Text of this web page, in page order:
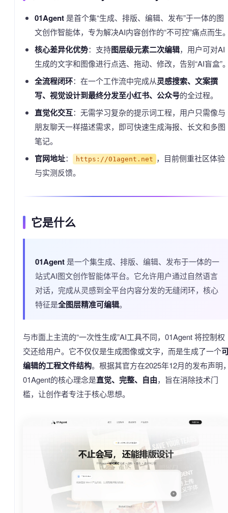
01Agent是首个集“生成、排版、编辑、发布”于一体的图
文创作智能体，专为解决AI内容创作的“不可控”痛点而生
核心差异化优势：支持图层级元素二次编辑，用户可对AI
生成的文字和图像进行点选、拖动、修改，告别“AI盲盒”
全流程闭环：在一个工作流中完成从灵感搜索、文案撰
写、视觉设计到最终分发至小红书、公众号的全过程。
直觉化交互：无需学习复杂的提示词工程，用户只需像与
朋友聊天一样描述需求，即可快速生成海报、长文和多图
笔记。
官网地址： https://01agent.net ，目前侧重社区体验
与实测反馈。
它是什么
01Agent 是一个集生成、排版、编辑、发布于一体的一
站式AI图文创作智能体平台。它允许用户通过自然语言
对话，完成从灵感到全平台内容分发的无缝闭环，核心
特征是全图层精准可编辑。
与市面上主流的“一次性生成”AI工具不同，01Agent 将控制权
交还给用户。它不仅仅是生成图像或文字，而是生成了一个
编辑的工程文件结构。根据其官方在2025年12月的发布声明
01Agent的核心理念是直觉、完整、自由，旨在消除技术门
槛，让创作者专注于核心思想。